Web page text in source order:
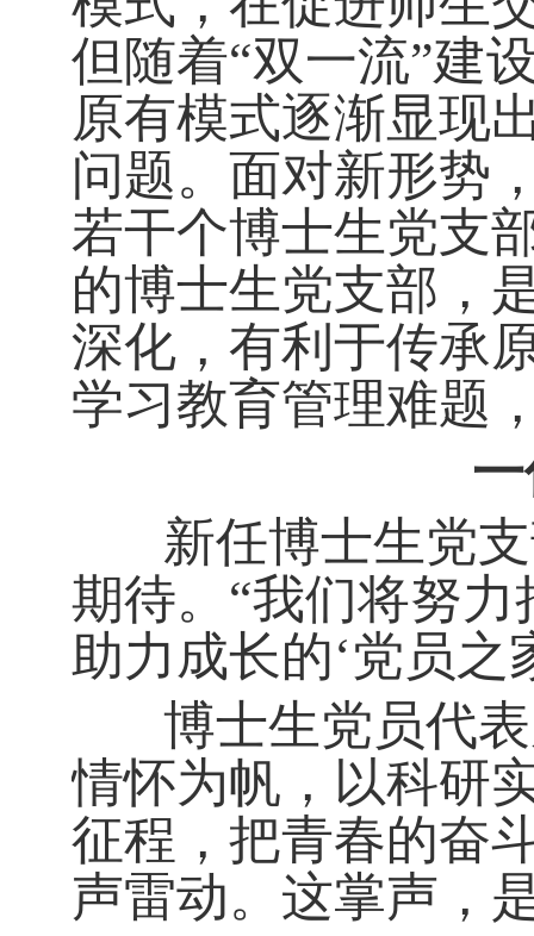
但随着“双一流”建
原有模式逐渐显现
问题。面对新形势
若干个博士生党支
的博士生党支部，
深化，有利于传承
学习教育管理难题
新任博士生党支
期待。“我们将努
助力成长的‘党员之
博士生党员代表
情怀为帆，以科研
征程，把青春的奋
声雷动。这掌声，